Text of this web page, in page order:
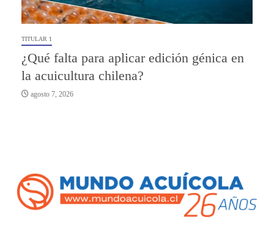
TITULAR 1
¿Qué falta para aplicar edición génica en
la acuicultura chilena?
agosto 7, 2026